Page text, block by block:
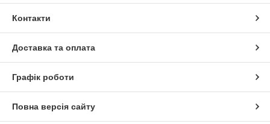
Контакти
Доставка та оплата
Графік роботи
Повна версія сайту